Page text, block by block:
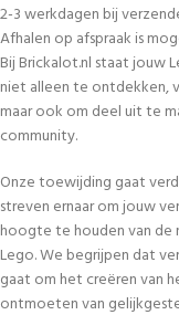
2-3 werkdagen bij
Afhalen op afspraak is
Bij Brickalot.nl staat jouw
niet alleen te ontdekken,
maar ook om deel uit te
community.
Onze toewijding gaat
streven ernaar om jouw
hoogte te houden van de
Lego. We begrijpen dat
gaat om het creëren van
ontmoeten van